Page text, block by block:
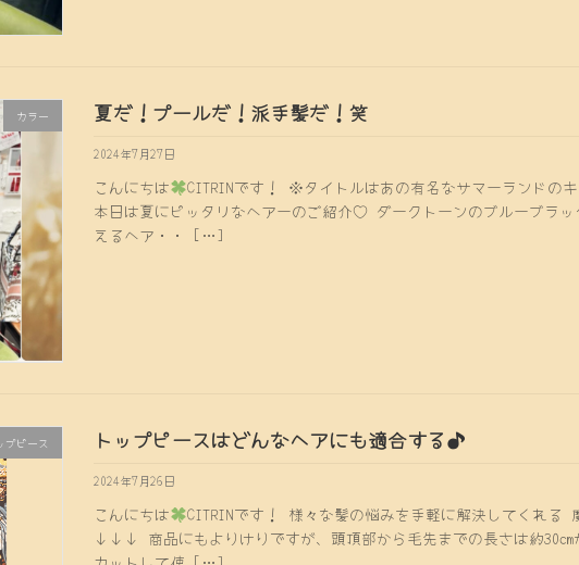
カラー 夏だ！プールだ！派手髪だ！笑
2024年7月27日
こんにちは
CITRINです！ ※タイトルはあの有名なサマーランドの
本日は夏にピッタリなヘアーのご紹介♡ ダークトーンのブルーブラ
えるヘア・・ […]
プピース トップピースはどんなヘアにも適合する♪
2024年7月26日
こんにちは
CITRINです！ 様々な髪の悩みを手軽に解決してくれる
↓↓↓ 商品にもよりけりですが、頭頂部から毛先までの長さは約